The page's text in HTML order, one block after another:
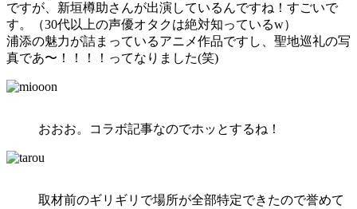
ですが、新垣樽助さんが出演しているんですね！すごいで
す。（30代以上の声優オタクは絶対知っているw）
浦添の魅力が詰まっているアニメ作品ですし、聖地巡礼の写
真であ〜！！！！ってなりました(笑)
おおお。コラボ記事なのでホッとするね！
取材前のギリギリで場所が全部特定できたので誉めて